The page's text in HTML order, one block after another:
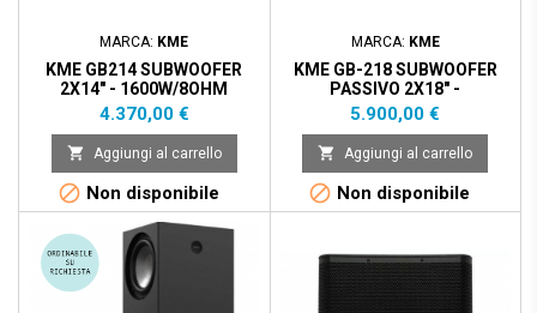
MARCA: KME
KME GB214 SUBWOOFER
2X14" - 1600W/8OHM
Prezzo
4.370,00 €
 Aggiungi al carrello
 Non disponibile
MARCA: KME
KME GB-218 SUBWOOFER
PASSIVO 2X18" -
3000/6000W - 138DB
Prezzo
5.900,00 €
 Aggiungi al carrello
 Non disponibile